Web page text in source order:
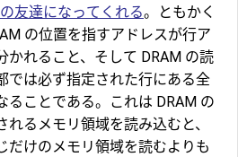
友達になってくれる。ともかく
の位置を指すアドレスが行ア
かれること、そして DRAM の読
では必ず指定された行にある全
ることである。これは DRAM の
るメモリ領域を読み込むと、
だけのメモリ領域を読むよりも